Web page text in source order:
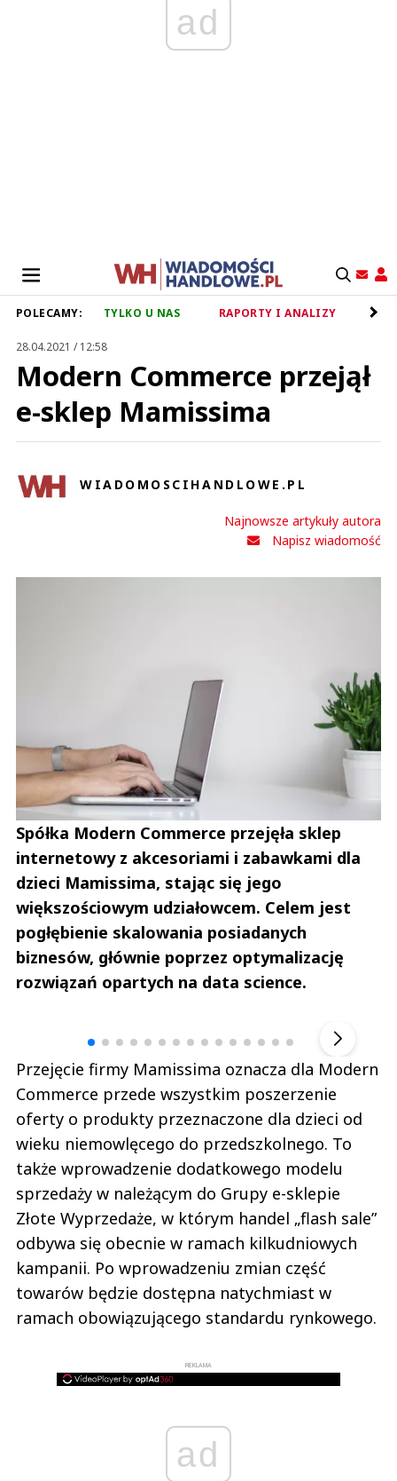
ad
POLECAMY: TYLKO U NAS RAPORTY I ANALIZY
28.04.2021 / 12:58
Modern Commerce przejął
e-sklep Mamissima
WIADOMOSCIHANDLOWE.PL
Najnowsze artykuły autora
Napisz wiadomość
Spółka Modern Commerce przejęła sklep
internetowy z akcesoriami i zabawkami dla
dzieci Mamissima, stając się jego
większościowym udziałowcem. Celem jest
pogłębienie skalowania posiadanych
biznesów, głównie poprzez optymalizację
rozwiązań opartych na data science.
Przejęcie firmy Mamissima oznacza dla Modern
Commerce przede wszystkim poszerzenie
oferty o produkty przeznaczone dla dzieci od
wieku niemowlęcego do przedszkolnego. To
także wprowadzenie dodatkowego modelu
sprzedaży w należącym do Grupy e-sklepie
Złote Wyprzedaże, w którym handel „flash sale”
odbywa się obecnie w ramach kilkudniowych
kampanii. Po wprowadzeniu zmian część
towarów będzie dostępna natychmiast w
ramach obowiązującego standardu rynkowego.
REKLAMA
ad